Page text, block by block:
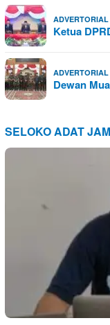
ADVERTORIAL
Ketua
ADVERTORIAL
Dewan
SELOKO ADAT